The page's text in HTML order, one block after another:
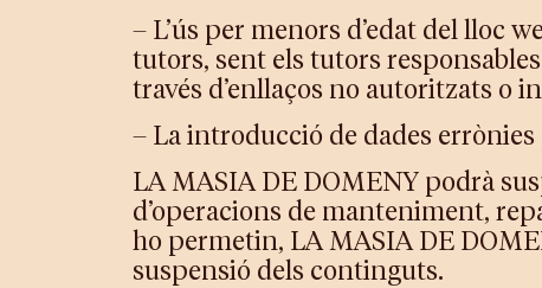
– L’ús per menors d’edat del lloc
tutors, sent els tutors
través d’enllaços no autoritzats o
– La introducció de dades errònies
LA MASIA DE DOMENY podrà
d’operacions de manteniment,
ho permetin, LA MASIA DE
suspensió dels continguts.